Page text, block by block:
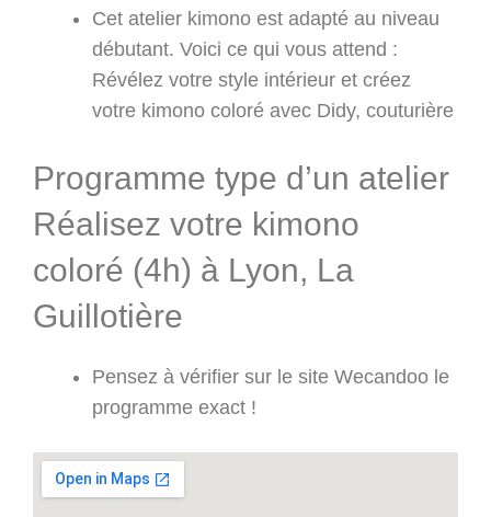
Cet atelier kimono est adapté au niveau
débutant. Voici ce qui vous attend :
Révélez votre style intérieur et créez
votre kimono coloré avec Didy, couturière
Programme type d’un atelier
Réalisez votre kimono
coloré (4h) à Lyon, La
Guillotière
Pensez à vérifier sur le site Wecandoo le
programme exact !